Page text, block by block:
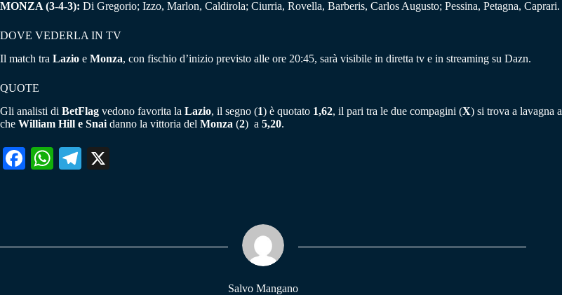
MONZA (3-4-3): Di Gregorio; Izzo, Marlon, Caldirola; Ciurria, Rovella, Barberis, Carlos Augusto; Pessina, Petagna, Caprari.
DOVE VEDERLA IN TV
Il match tra Lazio e Monza, con fischio d’inizio previsto alle ore 20:45, sarà visibile in diretta tv e in streaming su Dazn.
QUOTE
Gli analisti di BetFlag vedono favorita la Lazio, il segno (1) è quotato 1,62, il pari tra le due compagini (X) si trova a lavagna a
che William Hill e Snai danno la vittoria del Monza (2) a 5,20.
Fa W
pp
Te
m
Salvo Mangano